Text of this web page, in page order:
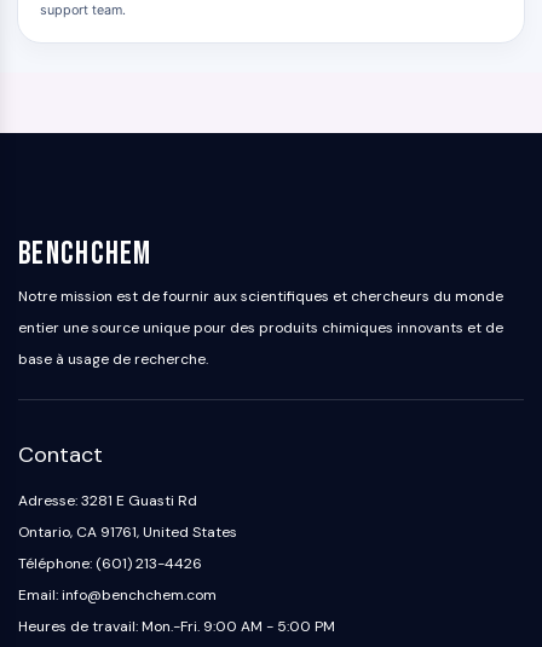
support team.
BenchChem
Notre mission est de fournir aux scientifiques et chercheurs du monde
entier une source unique pour des produits chimiques innovants et de
base à usage de recherche.
Contact
Adresse: 3281 E Guasti Rd
Ontario, CA 91761, United States
Téléphone: (601) 213-4426
Email: info@benchchem.com
Heures de travail: Mon.-Fri. 9:00 AM - 5:00 PM